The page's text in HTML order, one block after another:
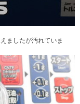
ましたが汚れていま